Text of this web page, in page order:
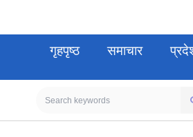
गृहपृष्ठ समाचार